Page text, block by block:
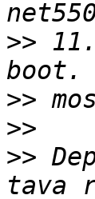
>>
>>
>>
>>